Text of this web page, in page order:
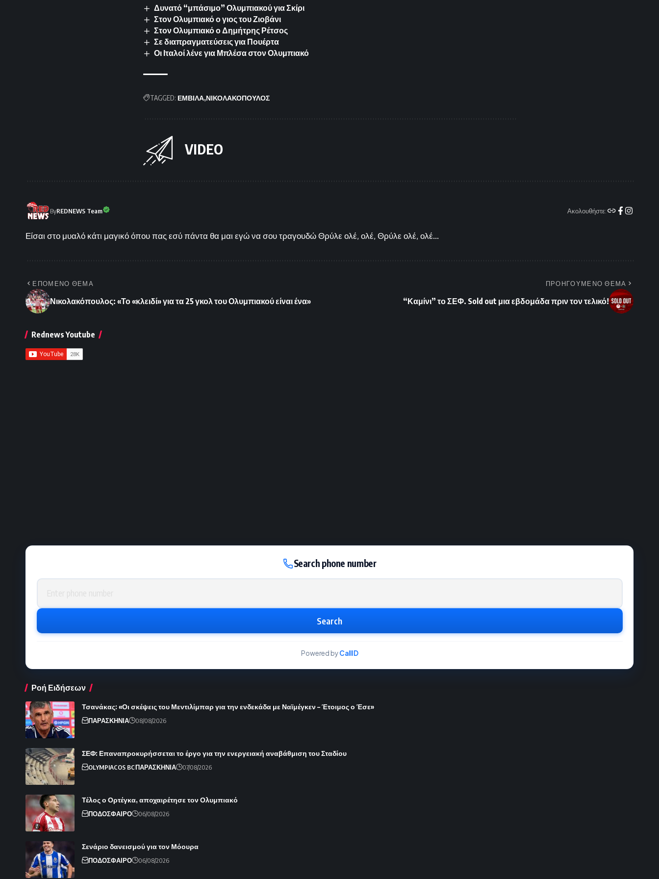
Δυνατό “μπάσιμο” Ολυμπιακού για Σκίρι
Στον Ολυμπιακό ο γιος του Ζιοβάνι
Στον Ολυμπιακό ο Δημήτρης Ρέτσος
Σε διαπραγματεύσεις για Πουέρτα
Οι Ιταλοί λένε για Μπλέσα στον Ολυμπιακό
TAGGED: ΕΜΒΙΛΑ ΝΙΚΟΛΑΚΟΠΟΥΛΟΣ
VIDEO
ByREDNEWS Team Ακολουθήστε:
Είσαι στο μυαλό κάτι μαγικό όπου πας εσύ πάντα θα μαι εγώ να σου τραγουδώ Θρύλε ολέ, ολέ, Θρύλε ολέ, ολέ...
ΕΠΟΜΕΝΟ ΘΕΜΑ
Νικολακόπουλος: «Το «κλειδί» για τα 25 γκολ του Ολυμπιακού είναι ένα»
ΠΡΟΗΓΟΥΜΕΝΟ ΘΕΜΑ
“Καμίνι” το ΣΕΦ. Sold out μια εβδομάδα πριν τον τελικό!
Rednews Youtube
Search phone number
Phone number
Search
Powered byCallID
Ροή Ειδήσεων
Τσανάκας: «Οι σκέψεις του Μεντιλίμπαρ για την ενδεκάδα με Ναϊμέγκεν – Έτοιμος ο Έσε»
ΠΑΡΑΣΚΗΝΙΑ 08/08/2026
ΣΕΦ: Επαναπροκυρήσσεται το έργο για την ενεργειακή αναβάθμιση του Σταδίου
OLYMPIACOS BCΠΑΡΑΣΚΗΝΙΑ 07/08/2026
Τέλος ο Ορτέγκα, αποχαιρέτησε τον Ολυμπιακό
ΠΟΔΟΣΦΑΙΡΟ 06/08/2026
Σενάριο δανεισμού για τον Μόουρα
ΠΟΔΟΣΦΑΙΡΟ 06/08/2026